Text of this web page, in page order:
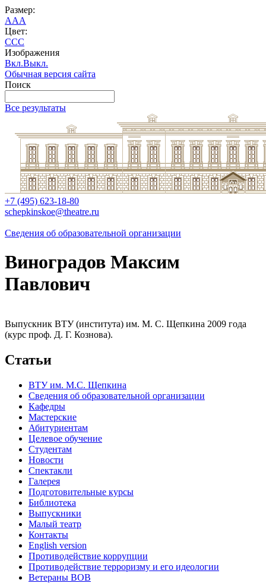
Размер:
AAA
Цвет:
CCC
Изображения
Вкл.Выкл.
Обычная версия сайта
Поиск
Все результаты
+7 (495) 623-18-80
schepkinskoe@theatre.ru
Сведения об образовательной организации
Виноградов Максим
Павлович
Выпускник ВТУ (института) им. М. С. Щепкина 2009 года
(курс проф. Д. Г. Кознова).
Статьи
ВТУ им. М.С. Щепкина
Сведения об образовательной организации
Кафедры
Мастерские
Абитуриентам
Целевое обучение
Студентам
Новости
Спектакли
Галерея
Подготовительные курсы
Библиотека
Выпускники
Малый театр
Контакты
English version
Противодействие коррупции
Противодействие терроризму и его идеологии
Ветераны ВОВ